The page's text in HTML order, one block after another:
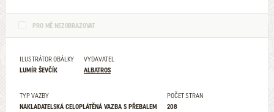
PRO MĚ NEZOBRAZOVAT
ILUSTRÁTOR OBÁLKY
LUMÍR ŠEVČÍK
VYDAVATEL
ALBATROS
TYP VAZBY
NAKLADATELSKÁ CELOPLÁTĚNÁ VAZBA S PŘEBALEM
POČET STRAN
208